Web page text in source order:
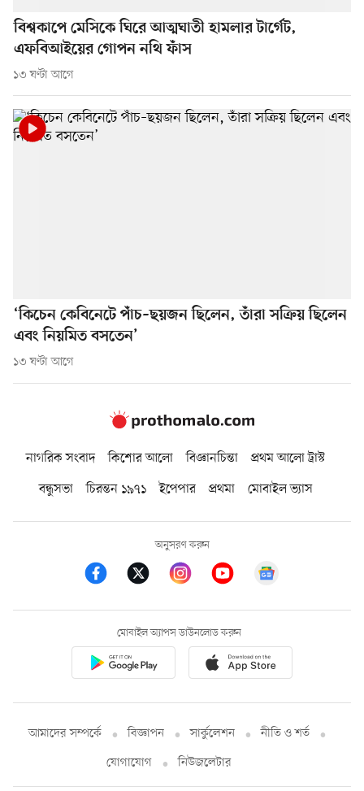
বিশ্বকাপে মেসিকে ঘিরে আত্মঘাতী হামলার টার্গেট,
এফবিআইয়ের গোপন নথি ফাঁস
১৩ ঘণ্টা আগে
‘কিচেন কেবিনেটে পাঁচ–ছয়জন ছিলেন, তাঁরা সক্রিয় ছিলেন
এবং নিয়মিত বসতেন’
১৩ ঘণ্টা আগে
নাগরিক সংবাদ কিশোর আলো বিজ্ঞানচিন্তা
প্রথম আলো ট্রাস্ট
বন্ধুসভা
চিরন্তন ১৯৭১ ইপেপার প্রথমা মোবাইল ভ্যাস
অনুসরণ করুন
মোবাইল অ্যাপস ডাউনলোড করুন
আমাদের সম্পর্কে বিজ্ঞাপন সার্কুলেশন
নীতি ও শর্ত
যোগাযোগ
নিউজলেটার